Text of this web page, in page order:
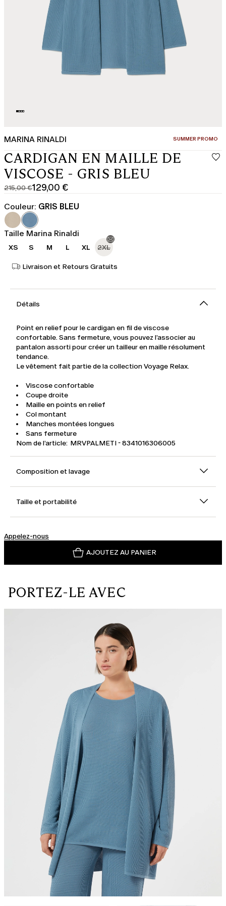
MARINA RINALDI CATÉGORIE:
SUMMER PROMO
CARDIGAN EN MAILLE DE
VISCOSE - GRIS BLEU
215,00 €
Prix
original
215,00
€
129,00 €
Prix
actuel
129,00
€
Couleur: GRIS BLEU
Taille Marina Rinaldi
XS S M L XL 2XL
Livraison et Retours Gratuits
Détails
Point en relief pour le cardigan en fil de viscose
confortable. Sans fermeture, vous pouvez l’associer au
pantalon assorti pour créer un tailleur en maille résolument
tendance.
Le vêtement fait partie de la collection Voyage Relax.
Viscose confortable
Coupe droite
Maille en points en relief
Col montant
Manches montées longues
Sans fermeture
Nom de l’article: MRVPALMETI - 8341016306005
Composition et lavage
Taille et portabilité
Appelez-nous
AJOUTEZ AU PANIER
PORTEZ-LE AVEC